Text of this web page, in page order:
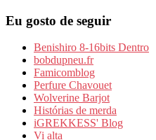
Eu gosto de seguir
Benishiro 8-16bits Dentro
bobdupneu.fr
Famicomblog
Perfure Chavouet
Wolverine Barjot
Histórias de merda
iGREKKESS' Blog
Vi alta